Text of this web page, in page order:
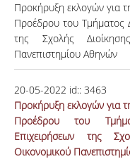
Προκήρυξη εκλογών για
Προέδρου του Τμήματος
της Σχολής
Πανεπιστημίου Αθηνών
20-05-2022 id:: 3463
Προκήρυξη εκλογών για
Προέδρου του
Επιχειρήσεων της
Οικονομικού